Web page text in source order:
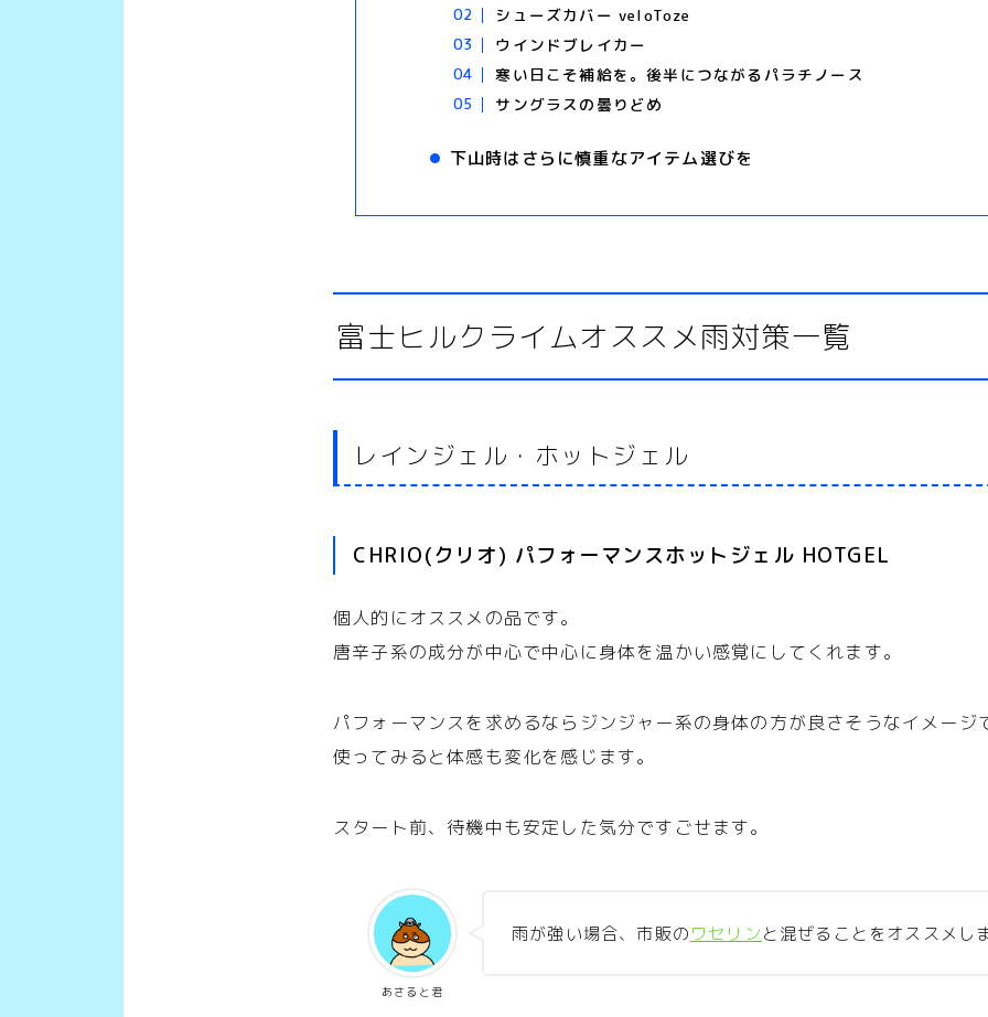
シューズカバー veloToze
ウインドブレイカー
寒い日こそ補給を。後半につながるパラチノース
サングラスの曇りどめ
下山時はさらに慎重なアイテム選びを
富士ヒルクライムオススメ雨対策一覧
レインジェル・ホットジェル
CHRIO(クリオ) パフォーマンスホットジェル HOTGEL
個人的にオススメの品です。
唐辛子系の成分が中心で中心に身体を温かい感覚にしてくれます。
パフォーマンスを求めるならジンジャー系の身体の方が良さそうなイメージ
使ってみると体感も変化を感じます。
スタート前、待機中も安定した気分ですごせます。
あさると君
雨が強い場合、市販のワセリンと混ぜることをオススメし